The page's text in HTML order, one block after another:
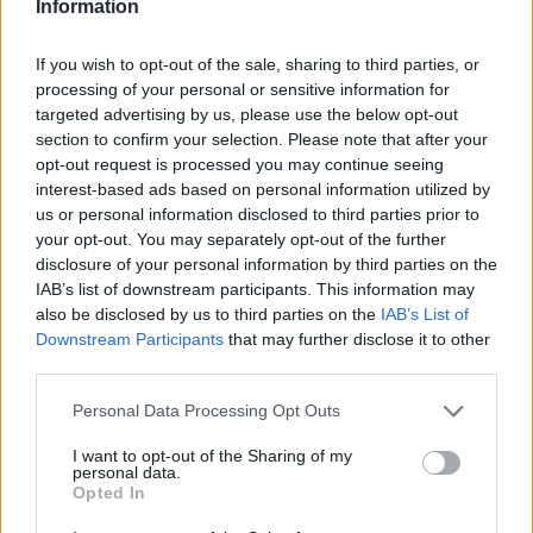
Information
If you wish to opt-out of the sale, sharing to third parties, or
processing of your personal or sensitive information for
targeted advertising by us, please use the below opt-out
section to confirm your selection. Please note that after your
opt-out request is processed you may continue seeing
interest-based ads based on personal information utilized by
us or personal information disclosed to third parties prior to
your opt-out. You may separately opt-out of the further
disclosure of your personal information by third parties on the
IAB’s list of downstream participants. This information may
also be disclosed by us to third parties on the IAB’s List of
Downstream Participants that may further disclose it to other
Personal Data Processing Opt Outs
I want to opt-out of the Sharing of my
personal data.
Opted In
týdny. Novinářům to řekl ředitel zooparku Vít Lukáš, podle kterého
Zoo Ostrava odchovává čtyři mláďata vzácných oslů
onagerů
26.7.2026 01:16 | OSTRAVA ( ČTK)
Zoo Ostrava odchovává čtyři
mláďata vzácných oslů
onagerů. Jde o nejohroženější
poddruh divokého asijského
osla. V zahradě žije
dvanáctičlenné stádo, které je tak nejpočetnější v Evropě.
Novinářům to sdělila mluvčí zahrady Šárka Nováková. V přírodě se
vyskytuje jen okolo 1200 jedinců tohoto kriticky ohroženého
zvířete.
Polička na Svitavsku staví v Liboháji pietní místo na
26.7.2026 00:36 | POLIČKA ( ČTK
Diskuse: 17